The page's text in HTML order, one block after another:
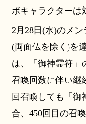
ボキャラクターは
2月28日(水)のメ
(両面仏を除く)を
は、「御神霊符」
召喚回数に伴い継
回召喚しても「御
合、450回目の召